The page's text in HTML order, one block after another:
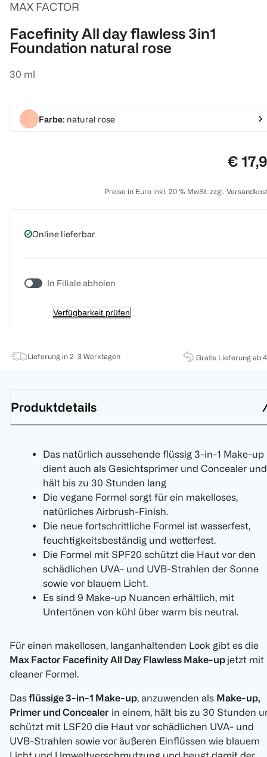
MAX FACTOR
Facefinity All day flawless 3in1
Foundation natural rose
30 ml
Farbe: natural rose
Preis:
€
Preise in Euro inkl. 20 % MwSt. zzgl.
Online lieferbar
In Filiale abholen
Verfügbarkeit prüfen
Lieferung in 2-3 Werktagen Gratis Lieferung ab
Produktdetails
Das natürlich aussehende flüssig 3-in-1 Make-up
dient auch als Gesichtsprimer und Concealer und
hält bis zu 30 Stunden lang
Die vegane Formel sorgt für ein makelloses,
natürliches Airbrush-Finish.
Die neue fortschrittliche Formel ist wasserfest,
feuchtigkeitsbeständig und wetterfest.
Die Formel mit SPF20 schützt die Haut vor den
schädlichen UVA- und UVB-Strahlen der Sonne
sowie vor blauem Licht.
Es sind 9 Make-up Nuancen erhältlich, mit
Untertönen von kühl über warm bis neutral.
Für einen makellosen, langanhaltenden Look gibt es die
Max Factor Facefinity All Day Flawless Make-up jetzt mit
cleaner Formel.
Dasflüssige 3-in-1 Make-up, anzuwenden als Make-up,
Primer und Concealer in einem, hält bis zu 30 Stunden
schützt mit LSF20 die Haut vor schädlichen UVA- und
UVB-Strahlen sowie vor äußeren Einflüssen wie blauem